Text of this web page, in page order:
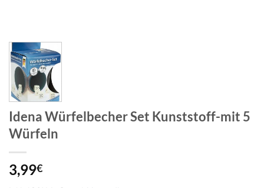
Idena Würfelbecher Set Kunststoff-mit 5
Würfeln
3,99€